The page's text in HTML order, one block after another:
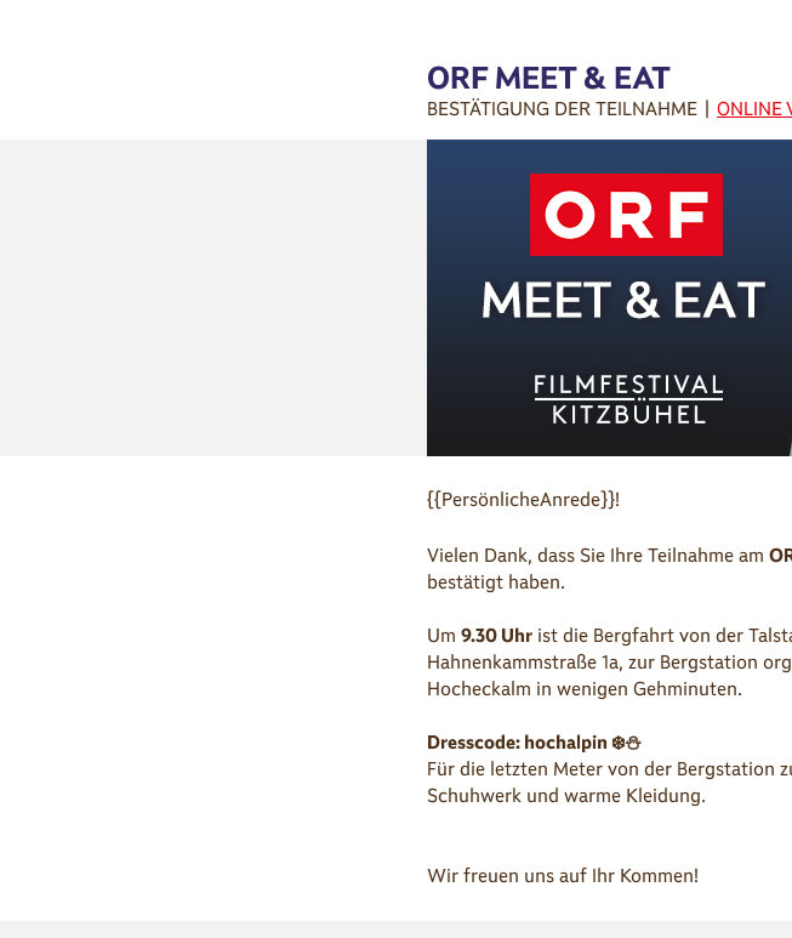
ORF MEET & EAT
BESTÄTIGUNG DER TEILNAHME | ONLINE
{{PersönlicheAnrede}}!
Vielen Dank, dass Sie Ihre Teilnahme am
bestätigt haben.
Um 9.30 Uhr ist die Bergfahrt von der
Hahnenkammstraße 1a, zur Bergstation
Hocheckalm in wenigen Gehminuten.
Dresscode: hochalpin ❄️⛄
Für die letzten Meter von der Bergstation
Schuhwerk und warme Kleidung.
Wir freuen uns auf Ihr Kommen!